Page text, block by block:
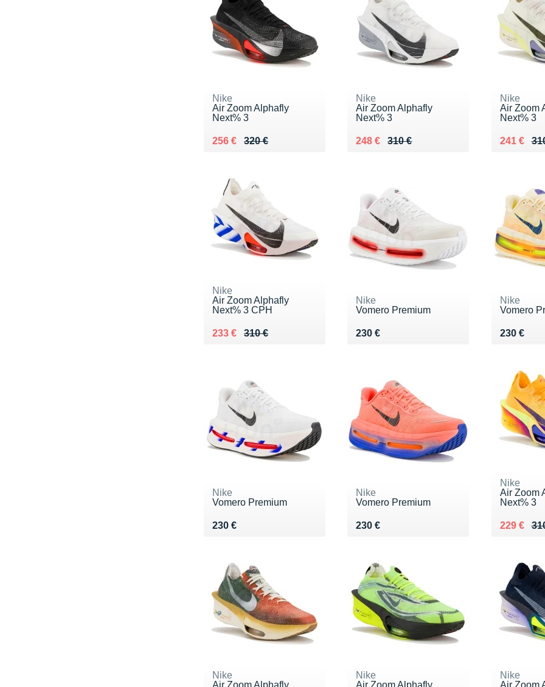
Nike
Air Zoom Alphafly
Next% 3
320 €
Au lieu de 320 €
256 €
Vendu 256 €
Nike
Air Zoom Alphafly
Next% 3
310 €
Au lieu de 310 €
248 €
Vendu 248 €
Nike
Air Zoom
Next% 3
Au lieu de
241 €
Vendu
Nike
Air Zoom Alphafly
Next% 3 CPH
310 €
Au lieu de 310 €
233 €
Vendu 233 €
Nike
Vomero Premium
230 €
Vendu 230 €
Nike
Vomero
230 €
Vendu 230
Nike
Vomero Premium
230 €
Vendu 230 €
Nike
Vomero Premium
230 €
Vendu 230 €
Nike
Air Zoom
Next% 3
Au lieu de
229 €
Vendu
Nike
Air Zoom Alphafly
Nike
Air Zoom Alphafly
Nike
Air Zoom